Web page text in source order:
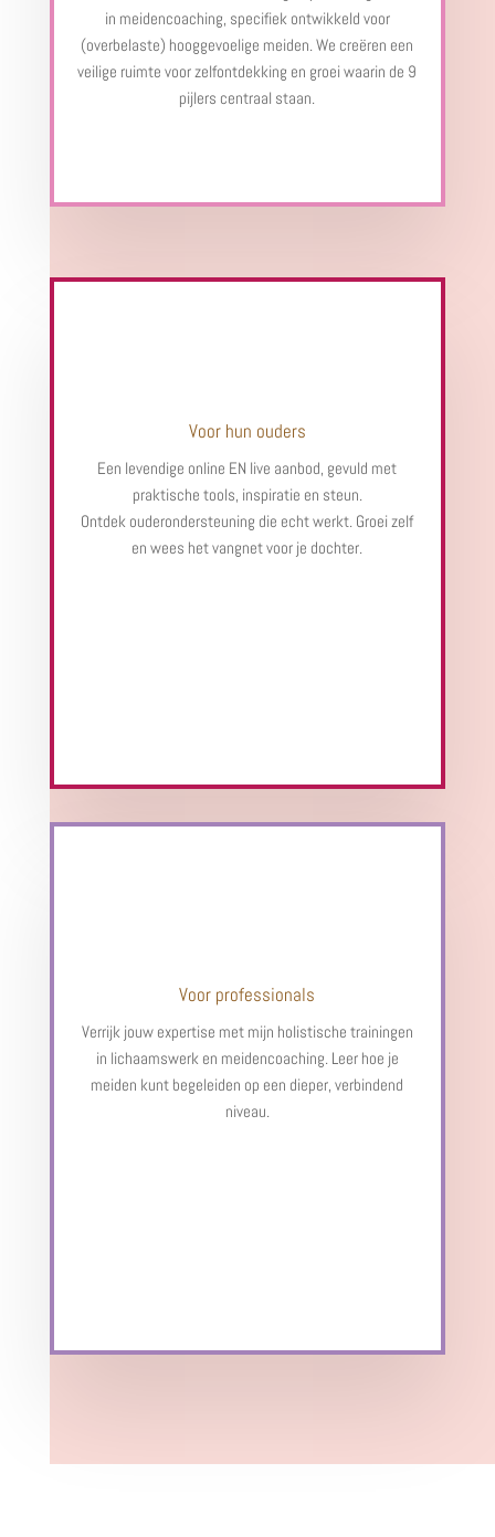
in meidencoaching, specifiek ontwikkeld voor
(overbelaste) hooggevoelige meiden. We creëren een
veilige ruimte voor zelfontdekking en groei waarin de 9
pijlers centraal staan.
Voor hun ouders
Een levendige online EN live aanbod, gevuld met
praktische tools, inspiratie en steun.
Ontdek ouderondersteuning die echt werkt. Groei zelf
en wees het vangnet voor je dochter.
Voor professionals
Verrijk jouw expertise met mijn holistische trainingen
in lichaamswerk en meidencoaching. Leer hoe je
meiden kunt begeleiden op een dieper, verbindend
niveau.